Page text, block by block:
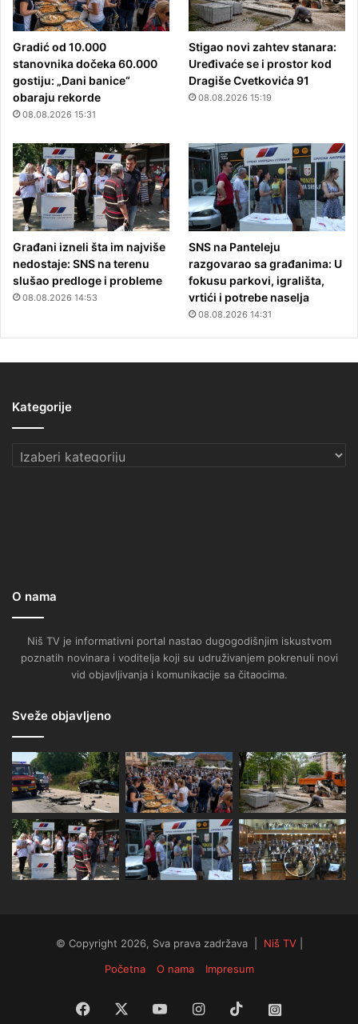
Gradić od 10.000
stanovnika dočeka 60.000
gostiju: „Dani banice“
obaraju rekorde
08.08.2026 15:31
Stigao novi zahtev stanara:
Uređivaće se i prostor kod
Dragiše Cvetkovića 91
08.08.2026 15:19
Građani izneli šta im najviše
nedostaje: SNS na terenu
slušao predloge i probleme
08.08.2026 14:53
SNS na Panteleju
razgovarao sa građanima: U
fokusu parkovi, igrališta,
vrtići i potrebe naselja
08.08.2026 14:31
Kategorije
Kategorije
O nama
Niš TV je informativni portal nastao dugogodišnjim iskustvom
poznatih novinara i voditelja koji su udruživanjem pokrenuli novi
vid objavljivanja i komunikacije sa čitaocima.
Sveže objavljeno
© Copyright 2026, Sva prava zadržava | Niš TV|
Početna
O nama Impresum
Facebook YouTubeInstagram
TikTok